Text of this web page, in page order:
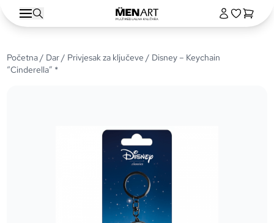
Početna/ Dar/ Privjesak za ključeve / Disney – Keychain
“Cinderella” *